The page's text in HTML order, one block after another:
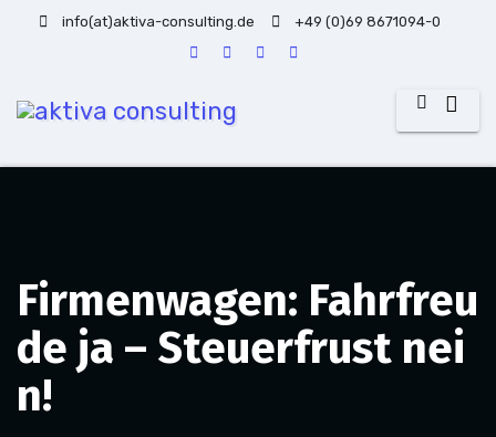
info(at)aktiva-consulting.de +49 (0)69 8671094-0
Firmenwagen: Fahrfreu
de ja – Steuerfrust nei
n!